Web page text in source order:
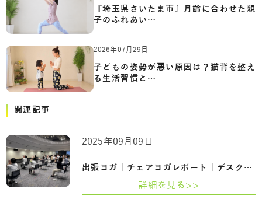
『埼玉県さいたま市』月齢に合わせた親
子のふれあい…
2026年07月29日
子どもの姿勢が悪い原因は？猫背を整え
る生活習慣と…
関連記事
出張ヨガ｜チェアヨガレポート｜デスクワ…
2025年09月09日
詳細を見る>>